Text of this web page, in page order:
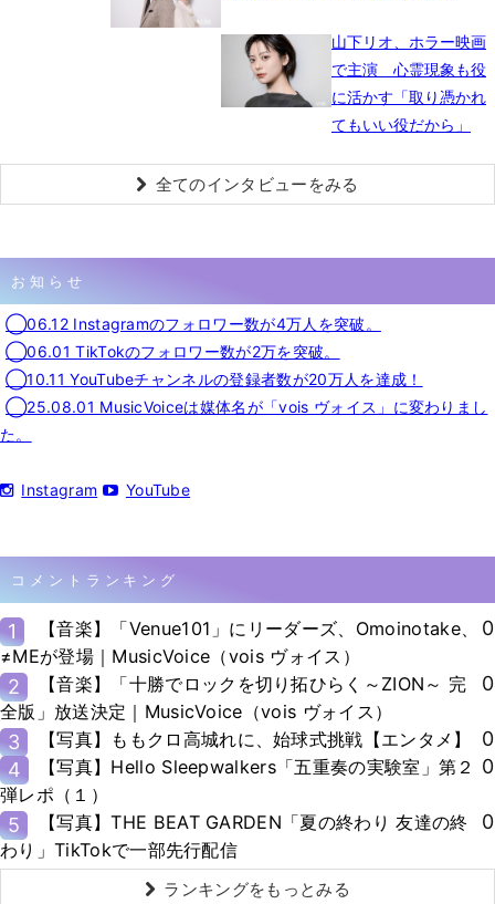
山下リオ、ホラー映画
で主演 心霊現象も役
に活かす「取り憑かれ
てもいい役だから」
全てのインタビューをみる
お知らせ
◯06.12 Instagramのフォロワー数が4万人を突破。
◯06.01 TikTokのフォロワー数が2万を突破。
◯10.11 YouTubeチャンネルの登録者数が20万人を達成！
◯25.08.01 MusicVoiceは媒体名が「vois ヴォイス」に変わりまし
た。
Instagram YouTube
コメントランキング
1
【音楽】「Venue101」にリーダーズ、Omoinotake、
≠MEが登場｜MusicVoice（vois ヴォイス）
0
2
【音楽】「十勝でロックを切り拓ひらく～ZION～ 完
全版」放送決定｜MusicVoice（vois ヴォイス）
0
3 【写真】ももクロ高城れに、始球式挑戦【エンタメ】
0
4
【写真】Hello Sleepwalkers「五重奏の実験室」第２
弾レポ（１）
0
5
【写真】THE BEAT GARDEN「夏の終わり 友達の終
わり」TikTokで一部先行配信
0
ランキングをもっとみる